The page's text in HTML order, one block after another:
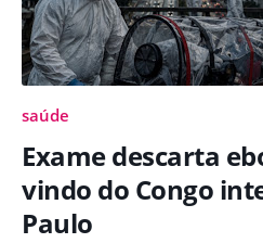
saúde
Exame descarta
vindo do Congo
Paulo